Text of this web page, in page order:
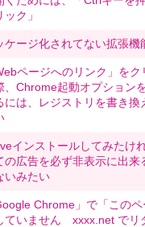
ック」
ケージ化されてない拡張機
ページへのリンク」をク
、Chrome起動オプション
には、レジストリを書き換
インストールしてみたけれ
の広告を必ず非表示に出来
いみたい
Chrome」で「この
ていません xxxx.net でリ